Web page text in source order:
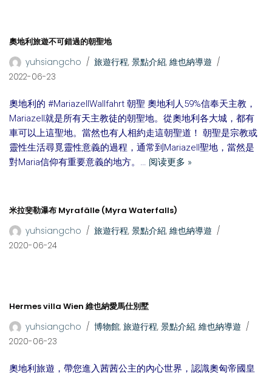
奧地利旅遊不可錯過的朝聖地
yuhsiangcho
旅遊行程, 景點介紹, 維也納導遊
2022-06-23
奧地利的 #MariazellWallfahrt 朝聖 奧地利人59%信奉天主教，
Mariazell就是所有天主教徒的朝聖地。從奧地利各大城，都有
車可以上這聖地。當然也有人相約走這朝聖道！ 朝聖是宗教或
靈性生活尋覓靈性意義的過程，通常到Mariazell聖地，當然是
對Maria信仰有重要意義的地方。… 阅读更多 »
米拉斐勒瀑布 Myrafälle (Myra Waterfalls)
yuhsiangcho
旅遊行程, 景點介紹, 維也納導遊
2020-06-24
Hermes villa Wien 維也納愛馬仕別墅
yuhsiangcho
博物館, 旅遊行程, 景點介紹, 維也納導遊
2020-06-23
奧地利旅遊，帶您進入茜茜公主的內心世界，認識奧匈帝國皇